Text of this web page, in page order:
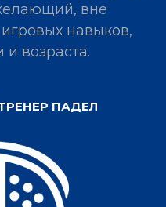
вне
навыков,
возраста.
ПАДЕЛ